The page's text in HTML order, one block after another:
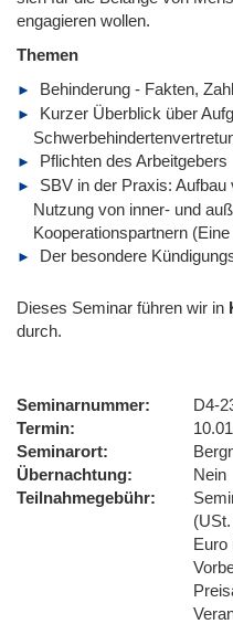
engagieren wollen.
Themen
Behinderung - Fakten,
Kurzer Überblick über
Pflichten des Arbeitgebers
SBV in der Praxis:
Nutzung von inner- und
Kooperationspartnern
Der besondere
Dieses Seminar führen wir in
durch.
Seminarnummer
D4-
Termin
Seminarort
Übernachtung
Nein
Teilnahmegebühr
Euro